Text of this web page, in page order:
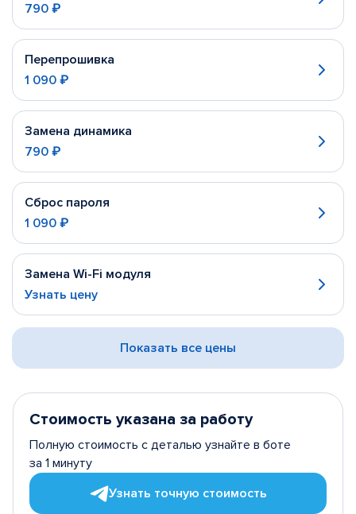
790 ₽
Перепрошивка
1 090 ₽
Замена динамика
790 ₽
Сброс пароля
1 090 ₽
Замена Wi-Fi модуля
Узнать цену
Показать все цены
Стоимость указана за работу
Полную стоимость с деталью узнайте в боте
за 1 минуту
Узнать точную стоимость